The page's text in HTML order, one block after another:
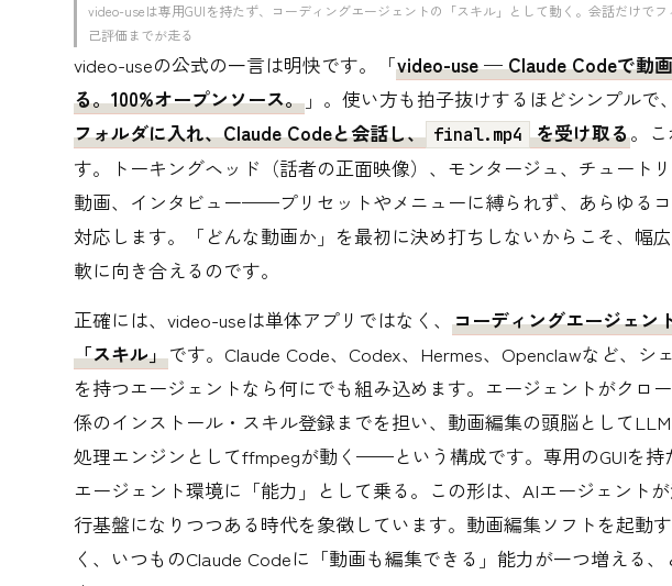
video-useは専用GUIを持たず、コーディングエージェントの「スキル」として動く。会話だけでフ
己評価までが走る
video-useの公式の一言は明快です。「video-use — Claude Codeで動
る。100%オープンソース。 」。使い方も拍子抜けするほどシンプルで、
フォルダに入れ、Claude Codeと会話し、 final.mp4 を受け取る。
す。トーキングヘッド（話者の正面映像）、モンタージュ、チュート
動画、インタビュー——プリセットやメニューに縛られず、あらゆる
対応します。「どんな動画か」を最初に決め打ちしないからこそ、幅
軟に向き合えるのです。
正確には、video-useは単体アプリではなく、 コーディングエージェン
「スキル」です。Claude Code、Codex、Hermes、Openclawなど、シ
を持つエージェントなら何にでも組み込めます。エージェントがクロ
係のインストール・スキル登録までを担い、動画編集の頭脳として
処理エンジンとしてffmpegが動く——という構成です。専用のGUIを持
エージェント環境に「能力」として乗る。この形は、AIエージェント
行基盤になりつつある時代を象徴しています。動画編集ソフトを起動
く、いつものClaude Codeに「動画も編集できる」能力が一つ増える